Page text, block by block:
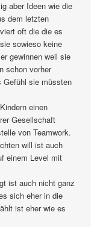
aber Ideen wie die
dem letzten
oft die die es
sowieso keine
gewinnen weil sie
schon vorher
Gefühl sie müssten
einen
Gesellschaft
von Teamwork.
will ist auch
einem Level mit
ist auch nicht ganz
sich eher in die
ist eher wie es